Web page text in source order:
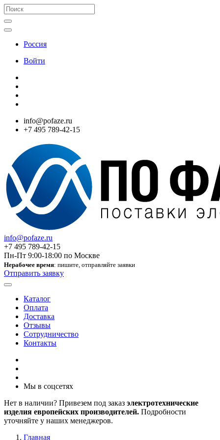
Россия
Войти
info@pofaze.ru
+7 495 789-42-15
info@pofaze.ru
+7 495 789-42-15
Пн-Пт 9:00-18:00 по Москве
Нерабочее время: пишите, отправляйте заявки
Отправить заявку
Каталог
Оплата
Доставка
Отзывы
Сотрудничество
Контакты
Мы в соцсетях
Нет в наличии? Привезем под заказ электротехнические
изделия европейских производителей. Подробности
уточняйте у наших менеджеров.
Главная